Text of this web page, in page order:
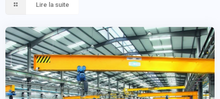
Lire la suite